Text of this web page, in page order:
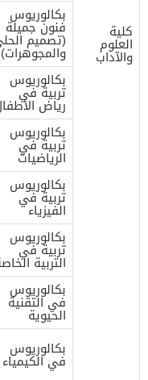
كلية
العلوم
والآداب
بكالوريوس
فنون جميلة
(تصميم
والمجوهرات)
بكالوريوس
تربية في
رياض
بكالوريوس
تربية في
الرياضيات
بكالوريوس
تربية في
الفيزياء
بكالوريوس
تربية في
التربية
بكالوريوس
في التقنية
الحيوية
بكالوريوس
في الكيمياء